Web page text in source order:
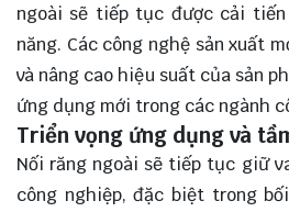
ngoài sẽ tiếp tục được cải
năng. Các công nghệ sản xuất
và nâng cao hiệu suất của sản
ứng dụng mới trong các ngành
Triển vọng ứng dụng và
Nối răng ngoài sẽ tiếp tục giữ
công nghiệp, đặc biệt trong